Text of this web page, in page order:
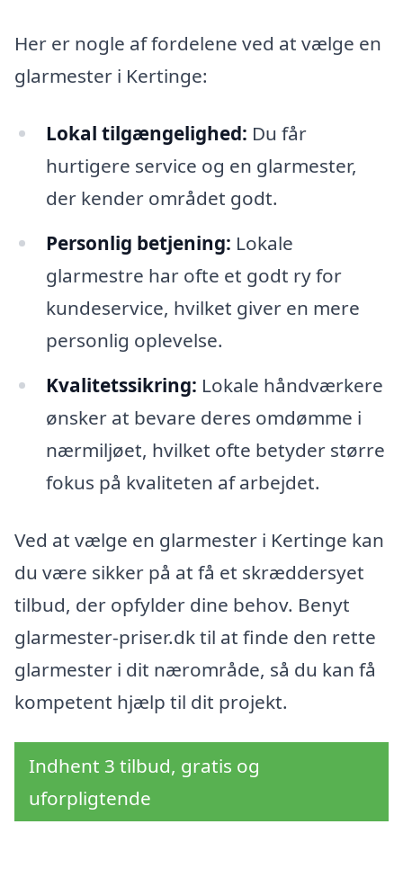
Her er nogle af fordelene ved at vælge en
glarmester i Kertinge:
Lokal tilgængelighed: Du får
hurtigere service og en glarmester,
der kender området godt.
Personlig betjening: Lokale
glarmestre har ofte et godt ry for
kundeservice, hvilket giver en mere
personlig oplevelse.
Kvalitetssikring: Lokale håndværkere
ønsker at bevare deres omdømme i
nærmiljøet, hvilket ofte betyder større
fokus på kvaliteten af arbejdet.
Ved at vælge en glarmester i Kertinge kan
du være sikker på at få et skræddersyet
tilbud, der opfylder dine behov. Benyt
glarmester-priser.dk til at finde den rette
glarmester i dit nærområde, så du kan få
kompetent hjælp til dit projekt.
Indhent 3 tilbud, gratis og
uforpligtende